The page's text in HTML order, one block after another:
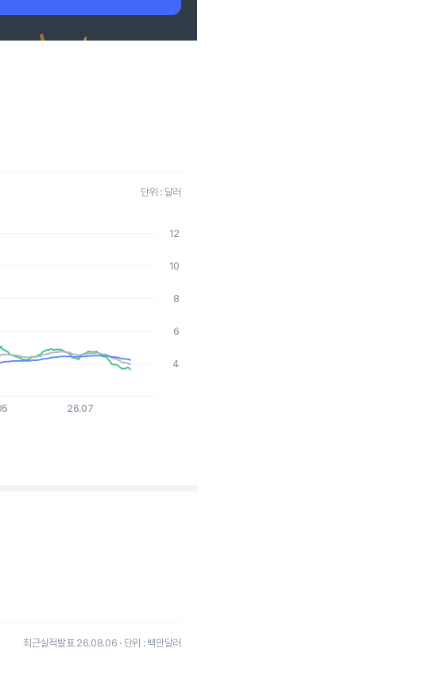
단위 : 달러
to 2026-08-05 15:00:00.
26.07
4
6
8
10
12
최근실적발표 26.08.06 · 단위 : 백만달러